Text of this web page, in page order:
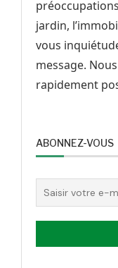
jardin,
vous
message.
rapidement
ABONNEZ-VOUS